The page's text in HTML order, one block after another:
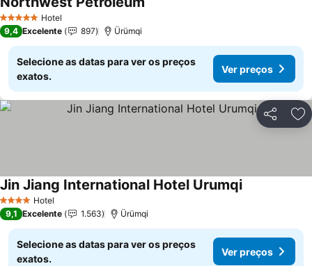
5 Estrelas Hotel
9,4 Excelente 897 Ürümqi
Selecione as datas para ver os preços
exatos.
Ver preços
Partilhar
4 EstrelasHotel
Jin Jiang International Hotel UrumqiVer preços
9,1 Excelente 1.563 Ürümqi
Selecione as datas para ver os preços
exatos.
Ver preços